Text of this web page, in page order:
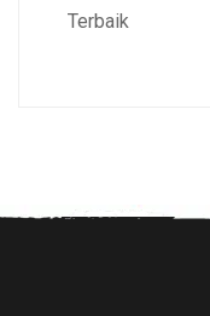
Terbaik